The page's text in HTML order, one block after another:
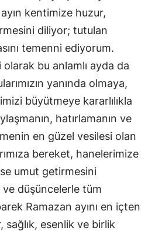
kentimize huzur,
diliyor; tutulan
temenni ediyorum.
bu anlamlı ayda da
yanında olmaya,
büyütmeye kararlılıkla
hatırlamanın ve
en güzel vesilesi olan
bereket, hanelerimize
umut getirmesini
düşüncelerle tüm
Ramazan ayını en içten
esenlik ve birlik